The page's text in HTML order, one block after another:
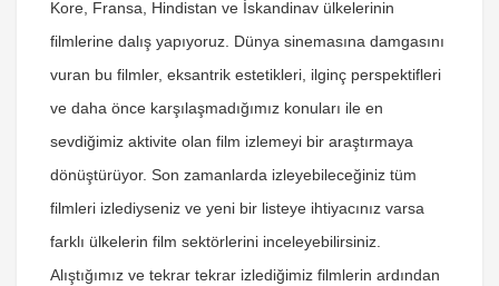
Kore, Fransa, Hindistan ve İskandinav ülkelerinin
filmlerine dalış yapıyoruz. Dünya sinemasına damgasını
vuran bu filmler, eksantrik estetikleri, ilginç perspektifleri
ve daha önce karşılaşmadığımız konuları ile en
sevdiğimiz aktivite olan film izlemeyi bir araştırmaya
dönüştürüyor. Son zamanlarda izleyebileceğiniz tüm
filmleri izlediyseniz ve yeni bir listeye ihtiyacınız varsa
farklı ülkelerin film sektörlerini inceleyebilirsiniz.
Alıştığımız ve tekrar tekrar izlediğimiz filmlerin ardından